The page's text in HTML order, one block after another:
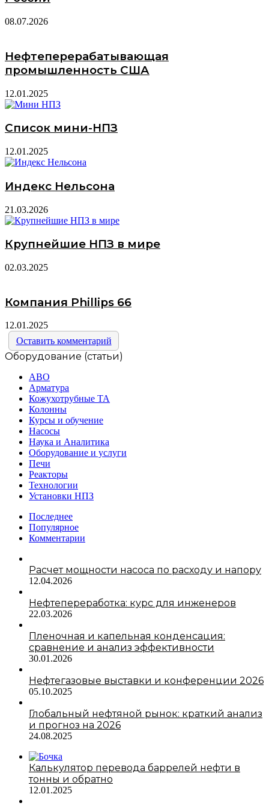
08.07.2026
Нефтеперерабатывающая
промышленность США
12.01.2025
Список мини-НПЗ
12.01.2025
Индекс Нельсона
21.03.2026
Крупнейшие НПЗ в мире
02.03.2025
Компания Phillips 66
12.01.2025
Оставить комментарий
Оборудование (статьи)
АВО
Арматура
Кожухотрубные ТА
Колонны
Курсы и обучение
Насосы
Наука и Аналитика
Оборудование и услуги
Печи
Реакторы
Технологии
Установки НПЗ
Последнее
Популярное
Комментарии
Расчет мощности насоса по расходу и напору
12.04.2026
Нефтепереработка: курс для инженеров
22.03.2026
Пленочная и капельная конденсация:
сравнение и анализ эффективности
30.01.2026
Нефтегазовые выставки и конференции 2026
05.10.2025
Глобальный нефтяной рынок: краткий анализ
и прогноз на 2026
24.08.2025
Калькулятор перевода баррелей нефти в
тонны и обратно
12.01.2025